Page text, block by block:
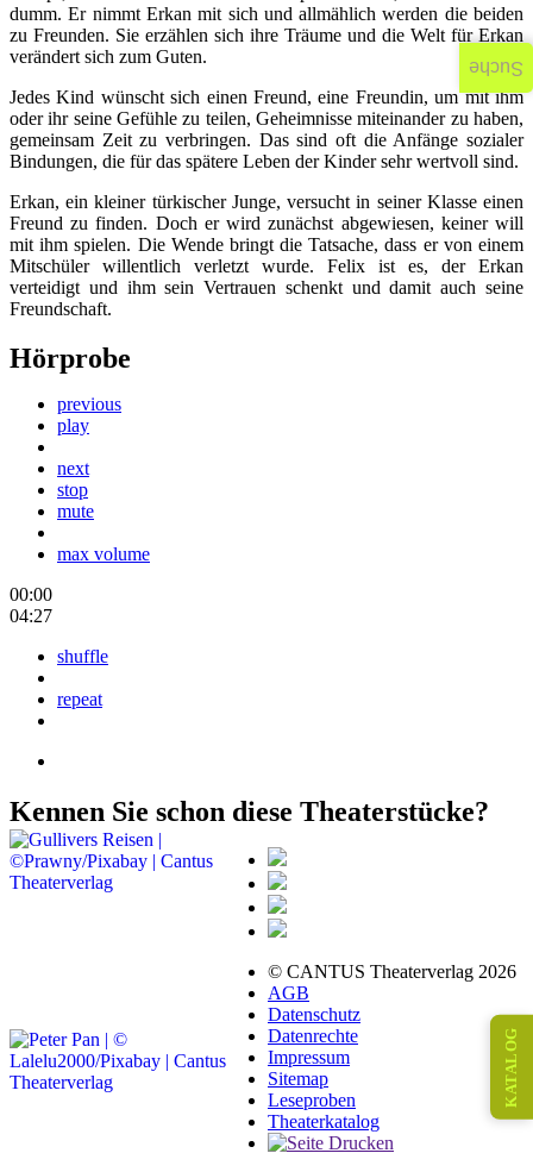
dumm. Er nimmt Erkan mit sich und allmählich werden die beiden
zu Freunden. Sie erzählen sich ihre Träume und die Welt für Erkan
verändert sich zum Guten.
Jedes Kind wünscht sich einen Freund, eine Freundin, um mit ihm
oder ihr seine Gefühle zu teilen, Geheimnisse miteinander zu haben,
gemeinsam Zeit zu verbringen. Das sind oft die Anfänge sozialer
Bindungen, die für das spätere Leben der Kinder sehr wertvoll sind.
Erkan, ein kleiner türkischer Junge, versucht in seiner Klasse einen
Freund zu finden. Doch er wird zunächst abgewiesen, keiner will
mit ihm spielen. Die Wende bringt die Tatsache, dass er von einem
Mitschüler willentlich verletzt wurde. Felix ist es, der Erkan
verteidigt und ihm sein Vertrauen schenkt und damit auch seine
Freundschaft.
Hörprobe
previous
play
next
stop
mute
max volume
00:00
04:27
shuffle
repeat
Kennen Sie schon diese Theaterstücke?
© CANTUS Theaterverlag 2026
AGB
Datenschutz
Datenrechte
Impressum
Sitemap
Leseproben
Theaterkatalog
KATALOG
Suche